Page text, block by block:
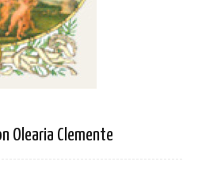
Olearia Clemente